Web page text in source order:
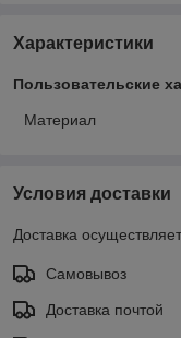
Характеристики
Пользовательские
Материал
Условия доставки
Доставка
Самовывоз
Доставка почтой